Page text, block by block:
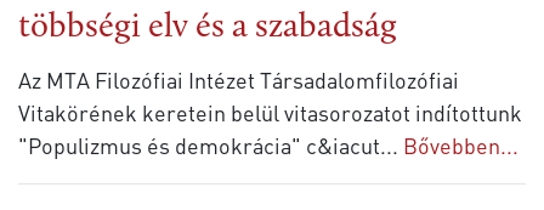
többségi elv és a szabadság
Az MTA Filozófiai Intézet Társadalomfilozófiai
Vitakörének keretein belül vitasorozatot indítottunk
"Populizmus és demokrácia" c&iacut... Bővebben...